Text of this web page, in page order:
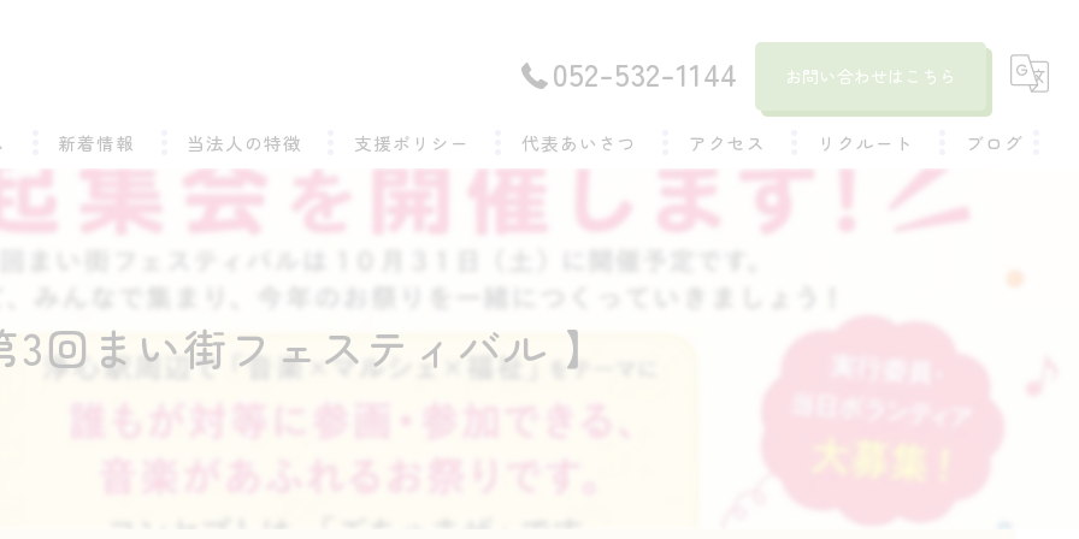
052-532-1144 お問い合わせはこちら
新着情報 当法人の特徴
精神疾患
就労継続支援B型
支援ポリシー
よくある質問
代表あいさつ アクセス リクルート
社員インタビュー
ブログ
コラム
3回まい街フェスティバル 】